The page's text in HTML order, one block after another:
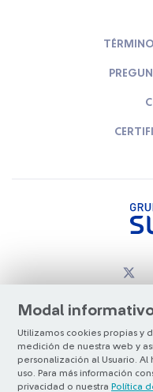
Modal
Utilizamos cookies propias y
medición de nuestra web y
personalización al Usuario. Al
uso. Para más información
privacidad o nuestra Política
©